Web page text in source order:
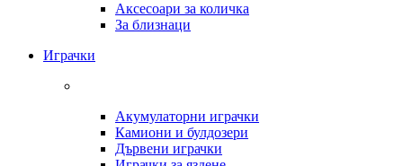
Аксесоари за количка
За близнаци
Играчки
Акумулаторни играчки
Камиони и булдозери
Дървени играчки